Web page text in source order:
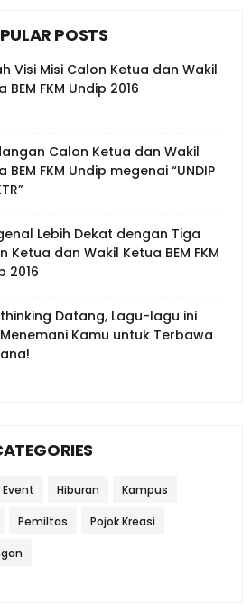
POSTS
Visi Misi Calon Ketua dan Wakil
BEM FKM Undip 2016
Calon Ketua dan Wakil
BEM FKM Undip megenai “UNDIP
Lebih Dekat dengan Tiga
Ketua dan Wakil Ketua BEM FKM
2016
Datang, Lagu-lagu ini
Kamu untuk Terbawa
Event Hiburan Kampus
Pemiltas Pojok Kreasi